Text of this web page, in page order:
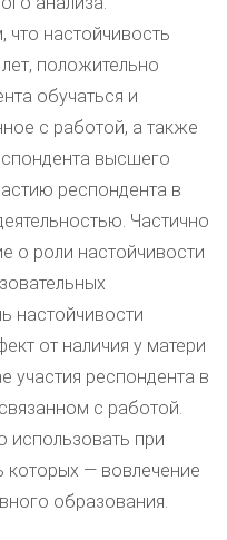
настойчивость
положительно
обучаться и
с работой, а также
высшего
респондента в
Частично
о роли настойчивости
настойчивости
от наличия у матери
участия респондента в
с работой.
использовать при
которых — вовлечение
образования.